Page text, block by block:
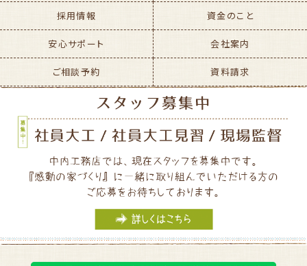
採用情報 資金のこと
安心サポート 会社案内
ご相談予約 資料請求